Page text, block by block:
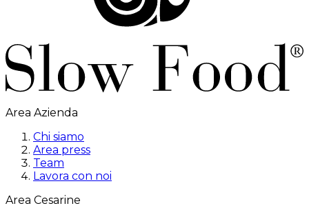
Area Azienda
Chi siamo
Area press
Team
Lavora con noi
Area Cesarine